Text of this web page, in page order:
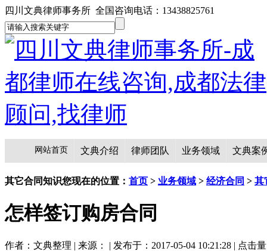
四川文典律师事务所 全国咨询电话：13438825761
网站首页 文典介绍 律师团队 业务领域 文典案
其它合同知识您现在的位置： 首页 > 业务领域 > 经济合同 > 其
怎样签订购房合同
作者：文典整理 | 来源： | 发布于：2017-05-04 10:21:28 | 点击